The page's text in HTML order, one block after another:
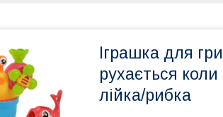
Іграшка для
рухається
лійка/рибка